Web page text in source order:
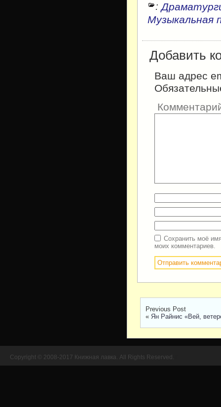
:
Музыкальная
Добавить
Ваш адрес
Сохранить моё
моих комментариев.
Previous Post
« Ян Райнис «Вей,
Copyright © 2008-2017 Книжная лавка. All Rights Reserved.